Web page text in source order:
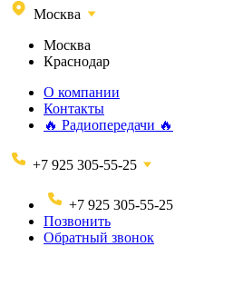
Москва
Москва
Краснодар
О компании
Контакты
🔥 Радиопередачи 🔥
+7 925 305-55-25
+7 925 305-55-25
Позвонить
Обратный звонок